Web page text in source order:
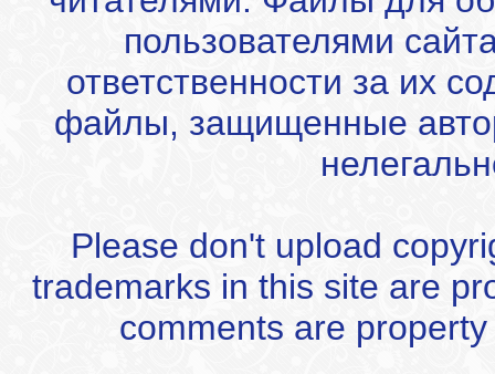
пользователями
ответственности за их
файлы, защищенные
Please don't upload
trademarks in this site are
comments are